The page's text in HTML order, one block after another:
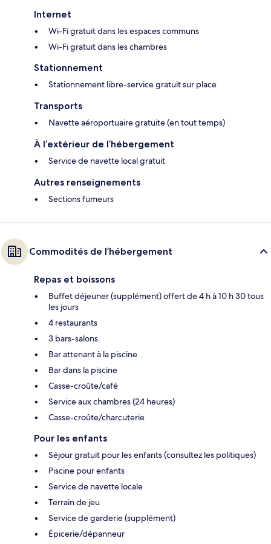
Internet
Wi-Fi gratuit dans les espaces communs
Wi-Fi gratuit dans les chambres
Stationnement
Stationnement libre-service gratuit sur place
Transports
Navette aéroportuaire gratuite (en tout temps)
À l’extérieur de l’hébergement
Service de navette local gratuit
Autres renseignements
Sections fumeurs
Commodités de l’hébergement
Repas et boissons
Buffet déjeuner (supplément) offert de 4 h à 10 h 30 tous
les jours
4 restaurants
3 bars-salons
Bar attenant à la piscine
Bar dans la piscine
Casse-croûte/café
Service aux chambres (24 heures)
Casse-croûte/charcuterie
Pour les enfants
Séjour gratuit pour les enfants (consultez les politiques)
Piscine pour enfants
Service de navette locale
Terrain de jeu
Service de garderie (supplément)
Épicerie/dépanneur